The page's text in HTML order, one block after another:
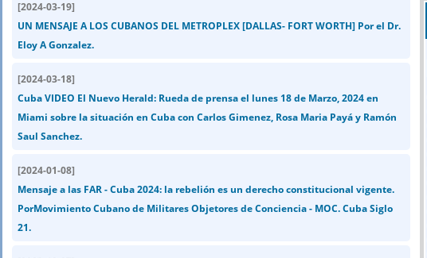
[2024-03-19]
UN MENSAJE A LOS CUBANOS DEL METROPLEX [DALLAS- FORT WORTH] Por el Dr.
Eloy A Gonzalez.
[2024-03-18]
Cuba VIDEO El Nuevo Herald: Rueda de prensa el lunes 18 de Marzo, 2024 en
Miami sobre la situación en Cuba con Carlos Gimenez, Rosa Maria Payá y Ramón
Saul Sanchez.
[2024-01-08]
Mensaje a las FAR - Cuba 2024: la rebelión es un derecho constitucional vigente.
PorMovimiento Cubano de Militares Objetores de Conciencia - MOC. Cuba Siglo
21.